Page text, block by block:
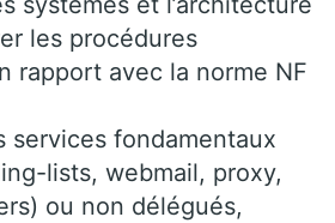
les procédures
rapport avec la norme NF
services fondamentaux
lists, webmail, proxy,
ou non délégués,